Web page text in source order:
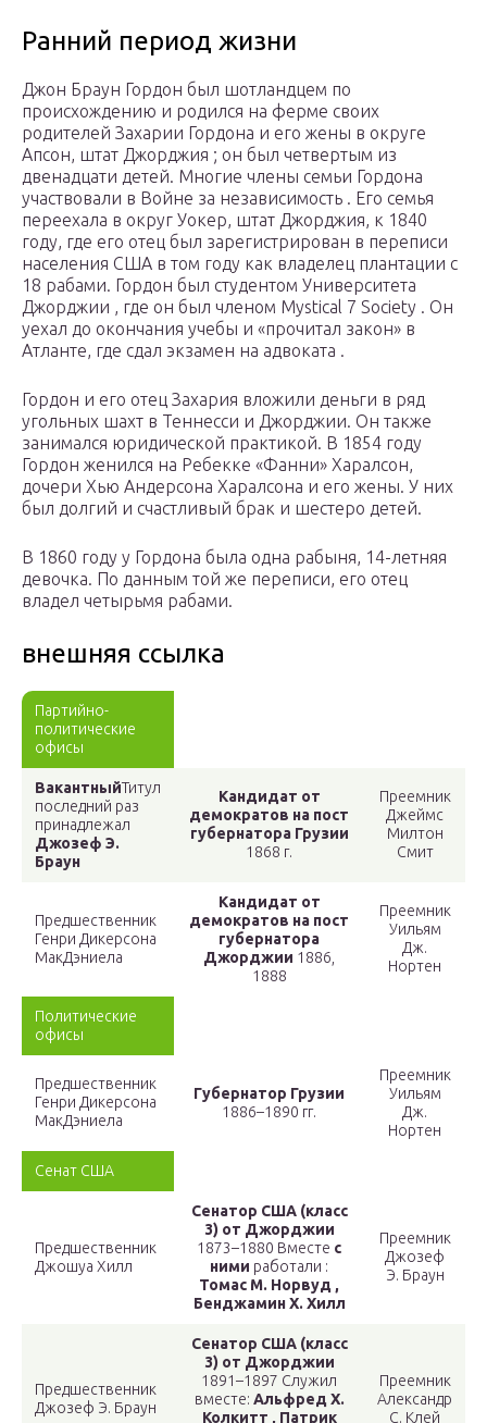
Ранний период жизни
Джон Браун Гордон был шотландцем по
происхождению и родился на ферме своих
родителей Захарии Гордона и его жены в округе
Апсон, штат Джорджия ; он был четвертым из
двенадцати детей. Многие члены семьи Гордона
участвовали в Войне за независимость . Его семья
переехала в округ Уокер, штат Джорджия, к 1840
году, где его отец был зарегистрирован в переписи
населения США в том году как владелец плантации с
18 рабами. Гордон был студентом Университета
Джорджии , где он был членом Mystical 7 Society . Он
уехал до окончания учебы и «прочитал закон» в
Атланте, где сдал экзамен на адвоката .
Гордон и его отец Захария вложили деньги в ряд
угольных шахт в Теннесси и Джорджии. Он также
занимался юридической практикой. В 1854 году
Гордон женился на Ребекке «Фанни» Харалсон,
дочери Хью Андерсона Харалсона и его жены. У них
был долгий и счастливый брак и шестеро детей.
В 1860 году у Гордона была одна рабыня, 14-летняя
девочка. По данным той же переписи, его отец
владел четырьмя рабами.
внешняя ссылка
Партийно-
политические
офисы
ВакантныйТитул
последний раз
принадлежал
Джозеф Э.
Браун
Кандидат от
демократов на пост
губернатора Грузии
1868 г.
Преемник
Джеймс
Милтон
Смит
Предшественник
Генри Дикерсона
МакДэниела
Кандидат от
демократов на пост
губернатора
Джорджии 1886,
1888
Преемник
Уильям
Дж.
Нортен
Политические
офисы
Предшественник
Генри Дикерсона
МакДэниела
Губернатор Грузии
1886–1890 гг.
Преемник
Уильям
Дж.
Нортен
Сенат США
Предшественник
Джошуа Хилл
Сенатор США (класс
3) от Джорджии
1873–1880 Вместе с
ними работали :
Томас М. Норвуд ,
Бенджамин Х. Хилл
Преемник
Джозеф
Э. Браун
Предшественник
Джозеф Э. Браун
Сенатор США (класс
3) от Джорджии
1891–1897 Служил
вместе: Альфред Х.
Колкитт , Патрик
Преемник
Александр
С. Клей